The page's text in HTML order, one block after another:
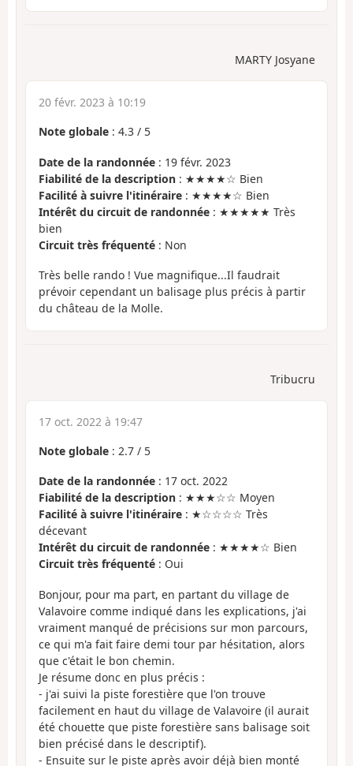
MARTY Josyane
20 févr. 2023 à 10:19
Note globale : 4.3 / 5
Date de la randonnée : 19 févr. 2023
Fiabilité de la description : ★★★★☆ Bien
Facilité à suivre l'itinéraire : ★★★★☆ Bien
Intérêt du circuit de randonnée : ★★★★★ Très
bien
Circuit très fréquenté : Non
Très belle rando ! Vue magnifique...Il faudrait
prévoir cependant un balisage plus précis à partir
du château de la Molle.
Tribucru
17 oct. 2022 à 19:47
Note globale : 2.7 / 5
Date de la randonnée : 17 oct. 2022
Fiabilité de la description : ★★★☆☆ Moyen
Facilité à suivre l'itinéraire : ★☆☆☆☆ Très
décevant
Intérêt du circuit de randonnée : ★★★★☆ Bien
Circuit très fréquenté : Oui
Bonjour, pour ma part, en partant du village de
Valavoire comme indiqué dans les explications, j'ai
vraiment manqué de précisions sur mon parcours,
ce qui m'a fait faire demi tour par hésitation, alors
que c'était le bon chemin.
Je résume donc en plus précis :
- j'ai suivi la piste forestière que l'on trouve
facilement en haut du village de Valavoire (il aurait
été chouette que piste forestière sans balisage soit
bien précisé dans le descriptif).
- Ensuite sur le piste après avoir déjà bien monté